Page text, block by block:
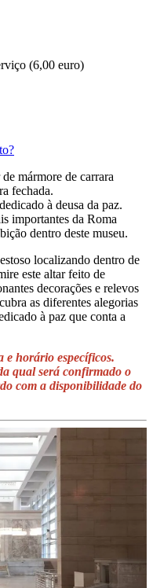
(6,00 euro)
mármore de carrara
fechada.
à deusa da paz.
importantes da Roma
dentro deste museu.
localizando dentro de
este altar feito de
decorações e relevos
as diferentes alegorias
à paz que conta a
e horário específicos.
qual será confirmado o
com a disponibilidade do